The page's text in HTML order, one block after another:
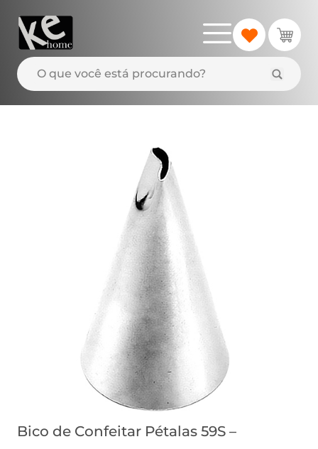
Bico de Confeitar Pétalas 59S –